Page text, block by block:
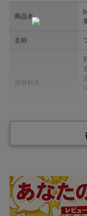
商品名
名称
原材料名
製 造
栄養成
エネルギー